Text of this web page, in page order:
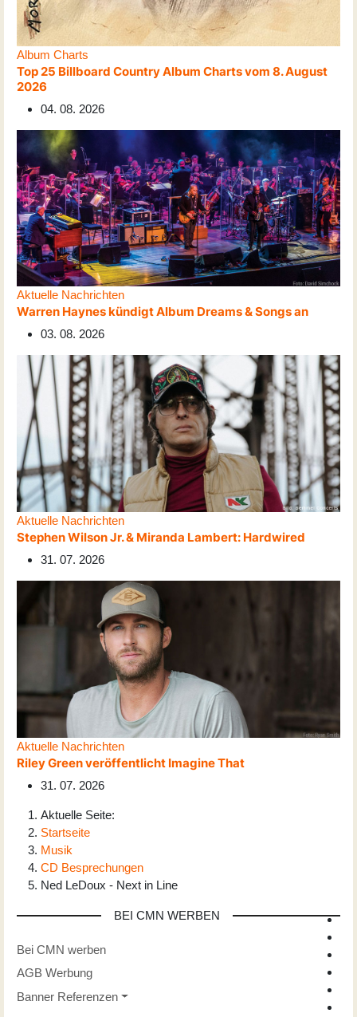
Album Charts
Top 25 Billboard Country Album Charts vom 8. August
2026
04. 08. 2026
Aktuelle Nachrichten
Warren Haynes kündigt Album Dreams & Songs an
03. 08. 2026
Aktuelle Nachrichten
Stephen Wilson Jr. & Miranda Lambert: Hardwired
31. 07. 2026
Aktuelle Nachrichten
Riley Green veröffentlicht Imagine That
31. 07. 2026
Aktuelle Seite:
Startseite
Musik
CD Besprechungen
Ned LeDoux - Next in Line
BEI CMN WERBEN
Bei CMN werben
AGB Werbung
Banner Referenzen